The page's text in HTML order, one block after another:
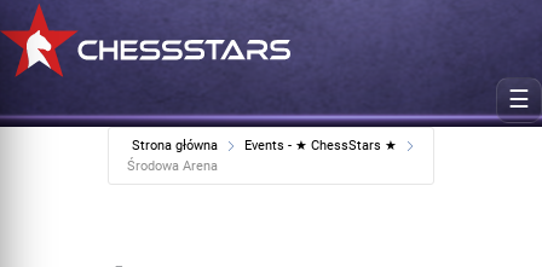
☰
Strona główna
Events - ★ ChessStars ★
Środowa Arena